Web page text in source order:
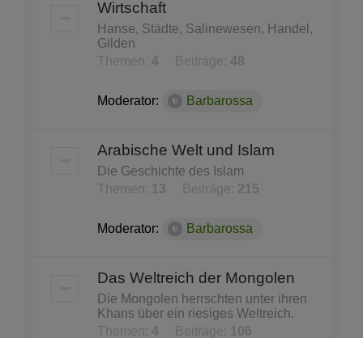
Wirtschaft
Hanse, Städte, Salinewesen, Handel,
Gilden
Themen: 4 Beiträge: 48
Moderator: Barbarossa
Arabische Welt und Islam
Die Geschichte des Islam
Themen:
13 Beiträge: 215
Moderator: Barbarossa
Das Weltreich der Mongolen
Die Mongolen herrschten unter ihren
Khans über ein riesiges Weltreich.
Themen: 4 Beiträge: 106